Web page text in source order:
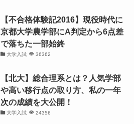
【不合格体験記2016】現役時代に
京都大学農学部にA判定から6点差
で落ちた一部始終
大学入試 36362
【北大】総合理系とは？人気学部
や高い移行点の取り方、私の一年
次の成績を大公開！
大学入試 24356